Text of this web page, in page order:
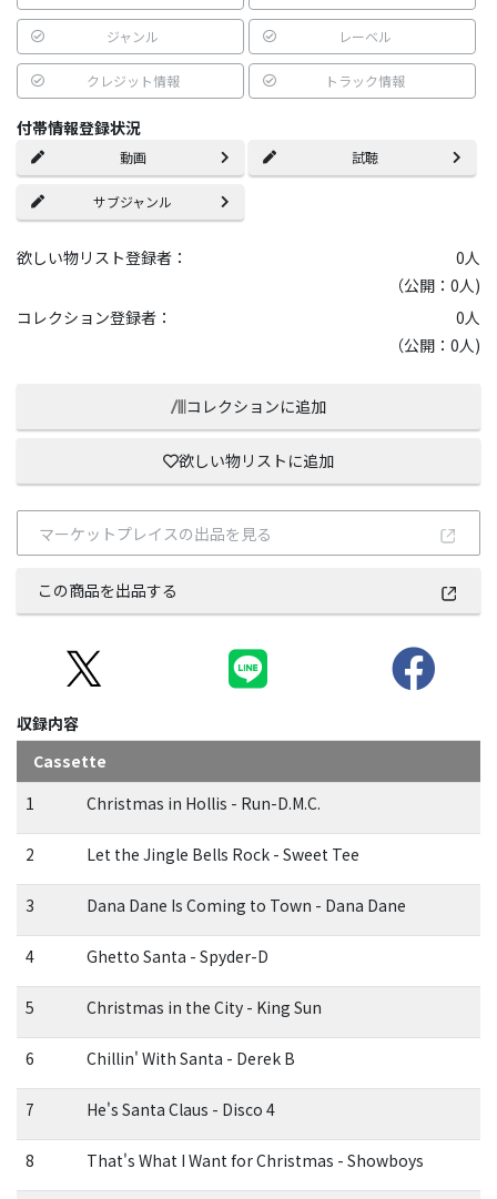
ジャンル レーベル
クレジット情報 トラック情報
付帯情報登録状況
動画 試聴
サブジャンル
欲しい物リスト登録者： 0人
（公開：0人)
コレクション登録者：
0人
（公開：0人)
コレクションに追加
欲しい物リストに追加
マーケットプレイスの出品を見る
この商品を出品する
収録内容
Cassette
1
Christmas in Hollis - Run-D.M.C.
2 Let the Jingle Bells Rock - Sweet Tee
3 Dana Dane Is Coming to Town - Dana Dane
4 Ghetto Santa - Spyder-D
5 Christmas in the City - King Sun
6 Chillin' With Santa - Derek B
7 He's Santa Claus - Disco 4
8 That's What I Want for Christmas - Showboys